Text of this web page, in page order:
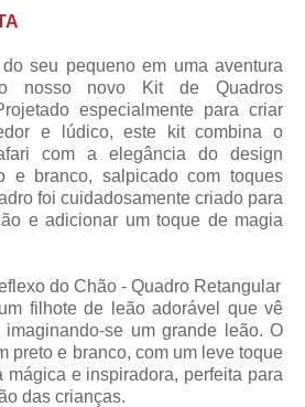
seu pequeno em uma aventura
nosso novo Kit de Quadros
especialmente para criar
e lúdico, este kit combina o
com a elegância do design
e branco, salpicado com toques
foi cuidadosamente criado para
e adicionar um toque de magia
do Chão - Quadro Retangular
filhote de leão adorável que vê
se um grande leão. O
preto e branco, com um leve toque
mágica e inspiradora, perfeita para
das crianças.